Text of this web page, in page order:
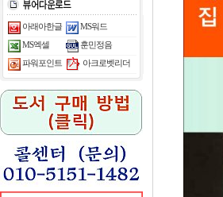
아래아한글 MS워드
MS엑셀 훈민정음
파워포인트 아크로벳리더